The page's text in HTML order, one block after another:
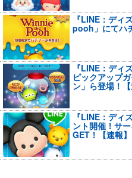
『LINE：デ
pooh」にてハ
『LINE：ディ
ピックアップ
ン」ら登場！【
『LINE：ディ
ント開催！サ
GET！【速報】